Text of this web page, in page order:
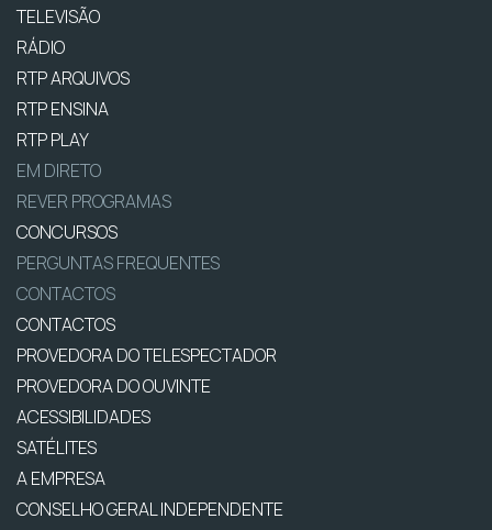
TELEVISÃO
RÁDIO
RTP ARQUIVOS
RTP ENSINA
RTP PLAY
EM DIRETO
REVER PROGRAMAS
CONCURSOS
PERGUNTAS FREQUENTES
CONTACTOS
CONTACTOS
PROVEDORA DO TELESPECTADOR
PROVEDORA DO OUVINTE
ACESSIBILIDADES
SATÉLITES
A EMPRESA
CONSELHO GERAL INDEPENDENTE